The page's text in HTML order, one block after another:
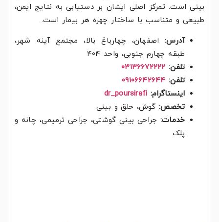
بینی است. تمرکز اصلی ایشان بر دستیابی به نتایج ایمن،
طبیعی و متناسب با ساختار چهره هر بیمار است.
آدرس:اصفهان، چهارباغ بالا، مجتمع آینه شهر،
طبقه چهارم جنوبی، واحد ۴۰۴
تلفن: ۰۳۱۳۶۶۷۲۲۲۲
تلفن:۰۹۱۰۶۶۴۲۶۴۴
اینستاگرام: dr_poursirafi
تخصص:گوش، حلق و بینی
خدمات: جراحی بینی گوشتی، جراحی ترمیمی، چانه و
پلک